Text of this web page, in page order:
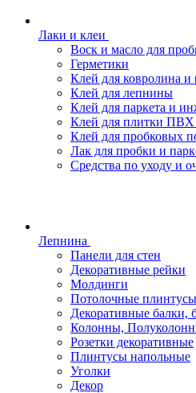
Лаки и клеи
Воск и масло для
Герметики
Клей для ковролина
Клей для лепнины
Клей для паркета и
Клей для плитки ПВХ
Клей для пробковых
Лак для пробки и
Средства по уходу и
Лепнина
Панели для стен
Декоративные рейки
Молдинги
Потолочные
Декоративные балки,
Колонны,
Розетки декоративные
Плинтусы напольные
Уголки
Декор